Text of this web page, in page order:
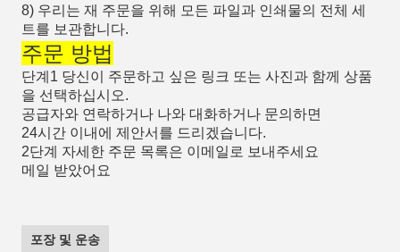
8) 우리는 재 주문을 위해 모든 파일과 인쇄물의 전체 세
트를 보관합니다.
주문 방법
단계1 당신이 주문하고 싶은 링크 또는 사진과 함께 상품
을 선택하십시오.
공급자와 연락하거나 나와 대화하거나 문의하면
24시간 이내에 제안서를 드리겠습니다.
2단계 자세한 주문 목록은 이메일로 보내주세요
메일 받았어요
포장 및 운송